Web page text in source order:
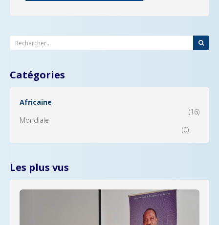
Catégories
Africaine
(16)
Mondiale
(0)
Les plus vus